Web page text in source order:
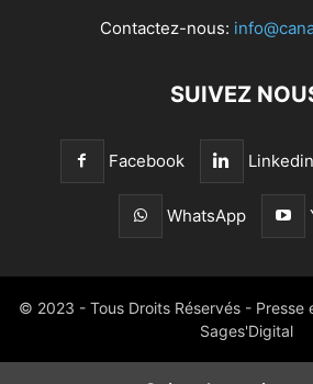
Contactez-nous:
SUIVEZ
Facebook Linkedin
WhatsApp
© 2023 - Tous Droits Réservés - Presse
Sages'Digital